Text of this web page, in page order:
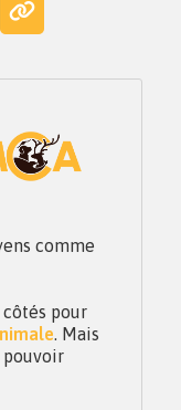
comme
côtés pour
. Mais
pouvoir